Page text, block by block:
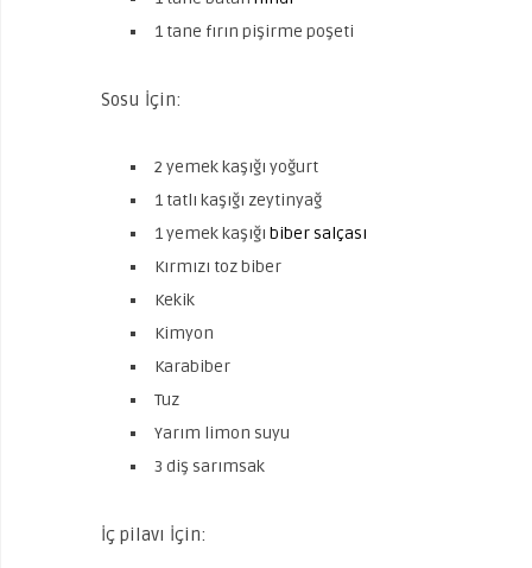
1 tane fırın pişirme poşeti
Sosu İçin:
2 yemek kaşığı yoğurt
1 tatlı kaşığı zeytinyağ
1 yemek kaşığı biber salçası
Kırmızı toz biber
Kekik
Kimyon
Karabiber
Tuz
Yarım limon suyu
3 diş sarımsak
İç pilavı İçin: